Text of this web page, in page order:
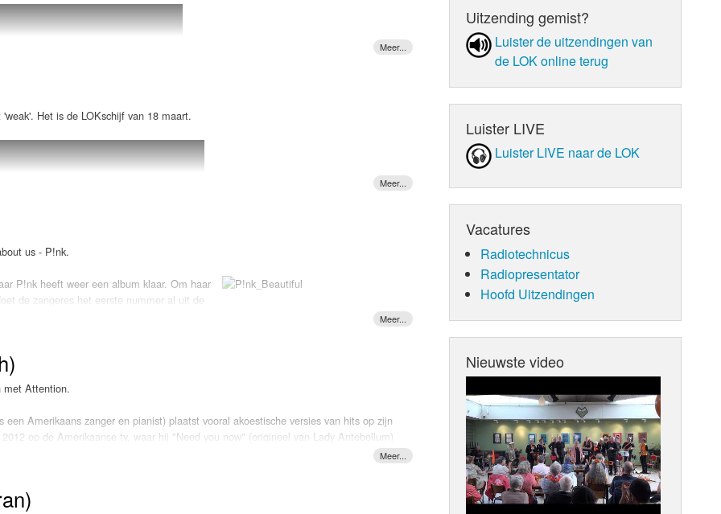
Het is de LOKschijf van 18 maart.
us - P!nk.
P!nk heeft weer een album klaar. Om haar
de zangeres het eerste nummer al uit de
samen met onder anderen Johnny
en Steve Mac, de man die in het verleden
Ellie Goulding en Calvin Harris.
die typische beat die we van P!nk gewend
met Attention.
Amerikaans zanger en pianist) plaatst vooral akoestische versies van hits op zijn
op de Amerikaanse tv, waar hij "Need you now" (origineel van Lady Antebellum)
Uitzending gemist?
Luister de uit­zen­din­gen van
de LOK online terug
Luister LIVE
Luister LIVE naar de LOK
Vacatures
Radiotechnicus
Radiopresentator
Hoofd Uitzendingen
Nieuwste video